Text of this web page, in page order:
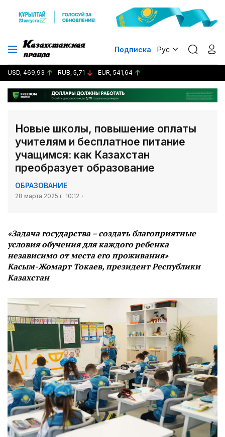
Подписка Рус
USD, 469,93 RUB, 5,71 EUR, 541,64
Новые школы, повышение оплаты
учителям и бесплатное питание
учащимся: как Казахстан
преобразует образование
ОБРАЗОВАНИЕ
28 марта 2025 г. 10:12
«Задача государства – создать благоприятные
условия обучения для каждого ребенка
независимо от места его проживания»
Касым-Жомарт Токаев, президент Республики
Казахстан